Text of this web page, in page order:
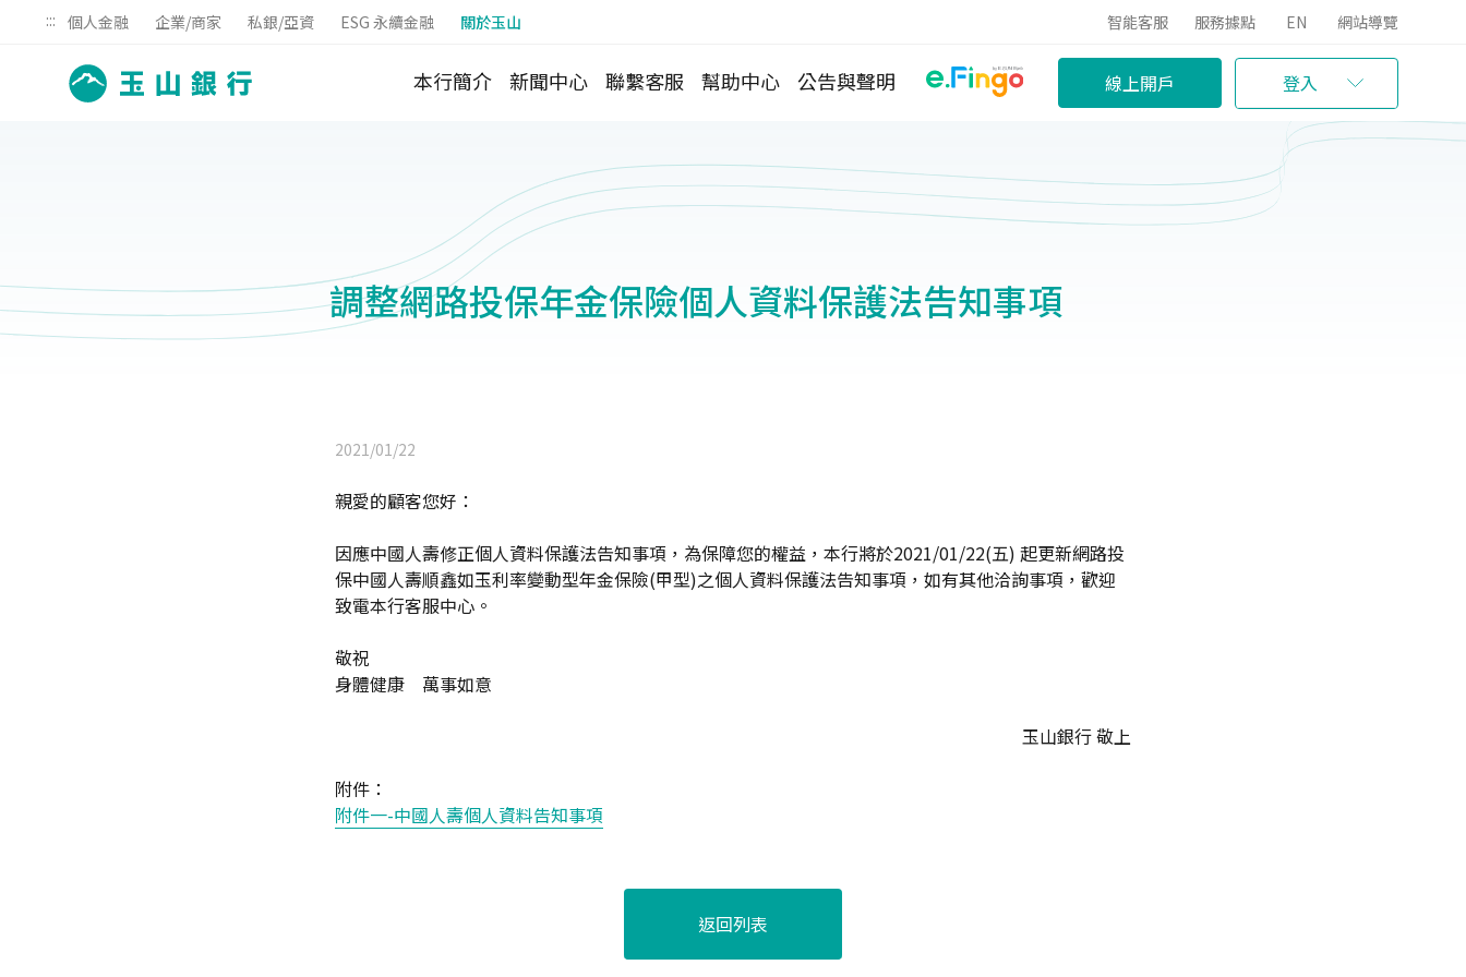
::: 個人金融 企業/商家 私銀/亞資 ESG 永續金融 關於玉山 智能客服 服務據點 EN 網站導覽
本行簡介 新聞中心 聯繫客服 幫助中心 公告與聲明 線上開戶 登入
調整網路投保年金保險個人資料保護法告知事項
2021/01/22
親愛的顧客您好：
因應中國人壽修正個人資料保護法告知事項，為保障您的權益，本行將於2021/01/22(五) 起更新網路投
保中國人壽順鑫如玉利率變動型年金保險(甲型)之個人資料保護法告知事項，如有其他洽詢事項，歡迎
致電本行客服中心。
敬祝
身體健康 萬事如意
玉山銀行 敬上
附件：
附件一-中國人壽個人資料告知事項
返回列表